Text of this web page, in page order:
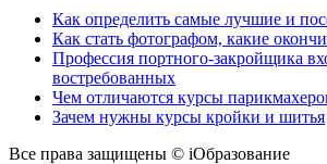
Как определить самые лучшие и
Как стать фотографом, какие
Профессия портного-закройщика
востребованных
Чем отличаются курсы
Зачем нужны курсы кройки и шитья
Все права защищены © iОбразование